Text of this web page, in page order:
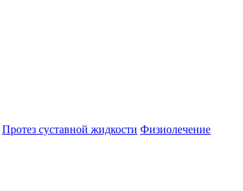
Протез суставной жидкости Физиолечение